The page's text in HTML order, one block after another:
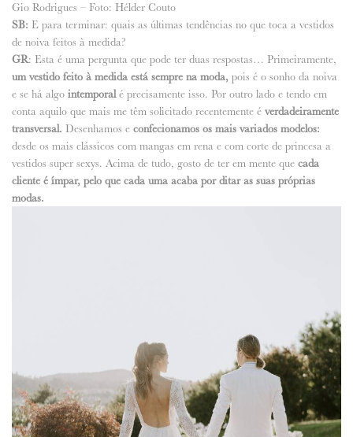
Gio Rodrigues – Foto: Hélder Couto
SB: E para terminar: quais as últimas tendências no que toca a vestidos
de noiva feitos à medida?
GR: Esta é uma pergunta que pode ter duas respostas… Primeiramente,
um vestido feito à medida está sempre na moda, pois é o sonho da noiva
e se há algo intemporalé precisamente isso. Por outro lado e tendo em
conta aquilo que mais me têm solicitado recentemente é verdadeiramente
transversal. Desenhamos e confecionamos os mais variados modelos:
desde os mais clássicos com mangas em rena e com corte de princesa a
vestidos super sexys. Acima de tudo, gosto de ter em mente que cada
cliente é ímpar, pelo que cada uma acaba por ditar as suas próprias
modas.